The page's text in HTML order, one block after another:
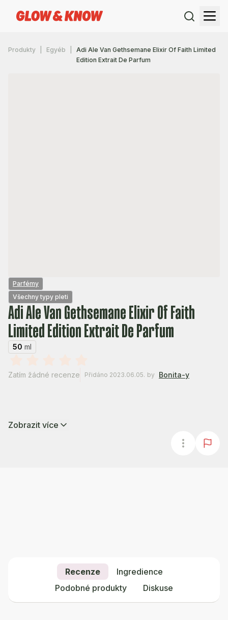
Produkty Egyéb
Adi Ale Van Gethsemane Elixir Of Faith Limited
Edition Extrait De Parfum
Parfémy
Všechny typy pleti
Adi Ale Van Gethsemane Elixir Of Faith
Limited Edition Extrait De Parfum
50 ml
Zatím žádné recenze Přidáno 2023.06.05. by Bonita-y
Zobrazit více
Recenze
Ingredience
Podobné produkty
Diskuse